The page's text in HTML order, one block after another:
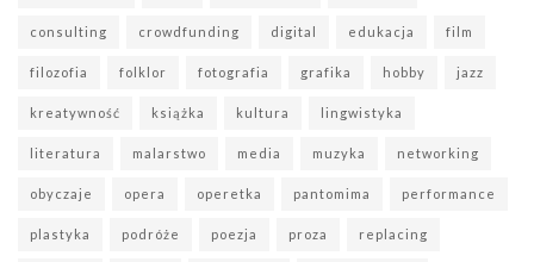
consulting crowdfunding digital edukacja film
filozofia folklor fotografia grafika hobby jazz
kreatywność książka kultura lingwistyka
literatura malarstwo media muzyka networking
obyczaje opera operetka pantomima performance
plastyka podróże poezja proza replacing